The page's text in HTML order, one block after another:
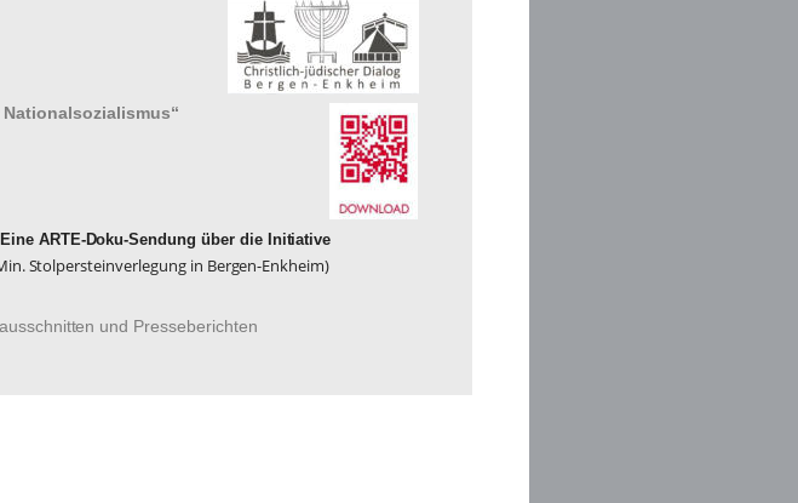
ARTE-Doku-Sendung über die Initiative
Stolpersteinverlegung in Bergen-Enkheim)
und Presseberichten